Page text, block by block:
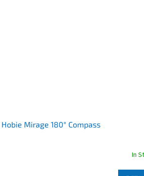
Hobie Mirage 180° Compass
In